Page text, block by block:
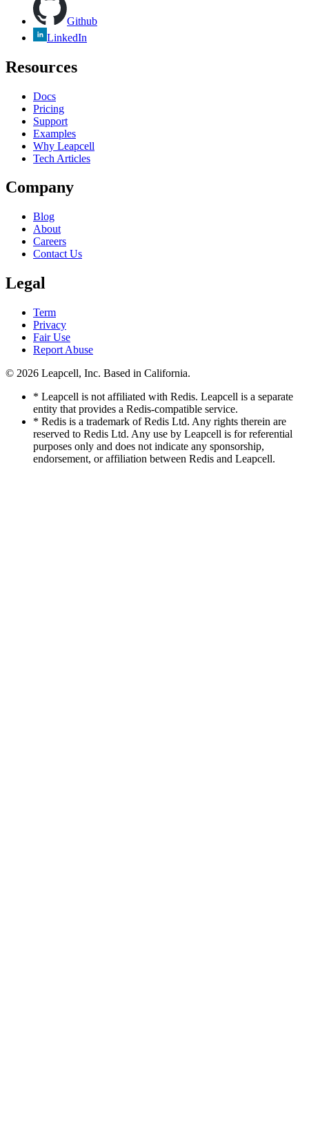
Github
LinkedIn
Resources
Docs
Pricing
Support
Examples
Why Leapcell
Tech Articles
Company
Blog
About
Careers
Contact Us
Legal
Term
Privacy
Fair Use
Report Abuse
© 2026 Leapcell, Inc. Based in California.
* Leapcell is not affiliated with Redis. Leapcell is a separate
entity that provides a Redis-compatible service.
* Redis is a trademark of Redis Ltd. Any rights therein are
reserved to Redis Ltd. Any use by Leapcell is for referential
purposes only and does not indicate any sponsorship,
endorsement, or affiliation between Redis and Leapcell.